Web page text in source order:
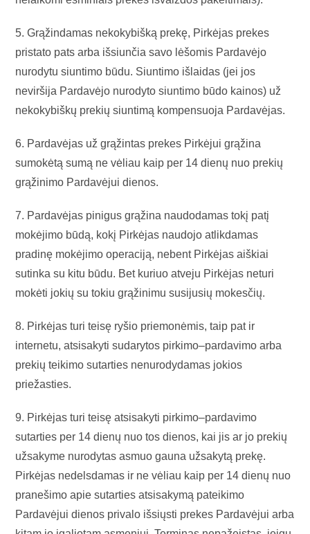
5. Grąžindamas nekokybišką prekę, Pirkėjas prekes
pristato pats arba išsiunčia savo lėšomis Pardavėjo
nurodytu siuntimo būdu. Siuntimo išlaidas (jei jos
neviršija Pardavėjo nurodyto siuntimo būdo kainos) už
nekokybiškų prekių siuntimą kompensuoja Pardavėjas.
6. Pardavėjas už grąžintas prekes Pirkėjui grąžina
sumokėtą sumą ne vėliau kaip per 14 dienų nuo prekių
grąžinimo Pardavėjui dienos.
7. Pardavėjas pinigus grąžina naudodamas tokį patį
mokėjimo būdą, kokį Pirkėjas naudojo atlikdamas
pradinę mokėjimo operaciją, nebent Pirkėjas aiškiai
sutinka su kitu būdu. Bet kuriuo atveju Pirkėjas neturi
mokėti jokių su tokiu grąžinimu susijusių mokesčių.
8. Pirkėjas turi teisę ryšio priemonėmis, taip pat ir
internetu, atsisakyti sudarytos pirkimo–pardavimo arba
prekių teikimo sutarties nenurodydamas jokios
priežasties.
9. Pirkėjas turi teisę atsisakyti pirkimo–pardavimo
sutarties per 14 dienų nuo tos dienos, kai jis ar jo prekių
užsakyme nurodytas asmuo gauna užsakytą prekę.
Pirkėjas nedelsdamas ir ne vėliau kaip per 14 dienų nuo
pranešimo apie sutarties atsisakymą pateikimo
Pardavėjui dienos privalo išsiųsti prekes Pardavėjui arba